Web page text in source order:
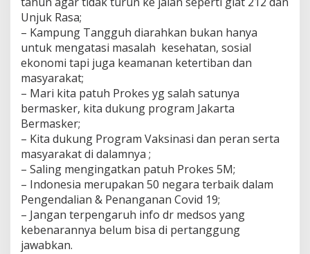
Unjuk Rasa;
– Kampung Tangguh diarahkan bukan hanya
untuk mengatasi masalah kesehatan, sosial
ekonomi tapi juga keamanan ketertiban dan
masyarakat;
– Mari kita patuh Prokes yg salah satunya
bermasker, kita dukung program Jakarta
Bermasker;
– Kita dukung Program Vaksinasi dan peran serta
masyarakat di dalamnya ;
– Saling mengingatkan patuh Prokes 5M;
– Indonesia merupakan 50 negara terbaik dalam
Pengendalian & Penanganan Covid 19;
– Jangan terpengaruh info dr medsos yang
kebenarannya belum bisa di pertanggung
jawabkan.